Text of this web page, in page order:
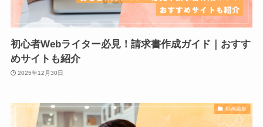
初心者Webライター必見！請求書作成ガイド｜おすす
めサイトも紹介
2025年12月30日
動画編集